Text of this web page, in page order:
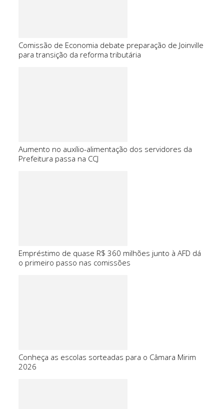
Comissão de Economia debate preparação de Joinville
para transição da reforma tributária
Aumento no auxílio-alimentação dos servidores da
Prefeitura passa na CCJ
Empréstimo de quase R$ 360 milhões junto à AFD dá
o primeiro passo nas comissões
Conheça as escolas sorteadas para o Câmara Mirim
2026